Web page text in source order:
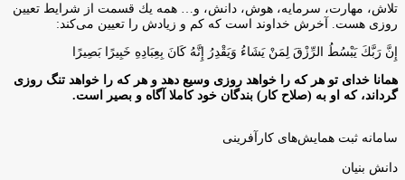
تلاش، مهارت، سرمايه، هوش، دانش، و… همه يك قسمت از شرايط تعيين
روزى هست. آخرش خداوند است كه كم و زيادش را تعيين مى‌كند:
إِنَّ رَبَّكَ يَبْسُطُ الرِّزْقَ لِمَنْ يَشَاءُ وَيَقْدِرُ إِنَّهُ كَانَ بِعِبَادِهِ خَبِيرًا بَصِيرًا
همانا خدای تو هر که را خواهد روزی وسیع دهد و هر که را خواهد تنگ روزی
گرداند، که او به (صلاح کار) بندگان خود کاملا آگاه و بصیر است.
سامانه ثبت همایش‌های کارآفرینی
دانش‌ بنیان‌